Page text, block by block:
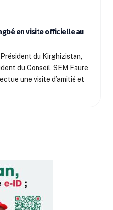
en visite officielle au
du Kirghizistan,
du Conseil, SEM Faure
une visite d’amitié et